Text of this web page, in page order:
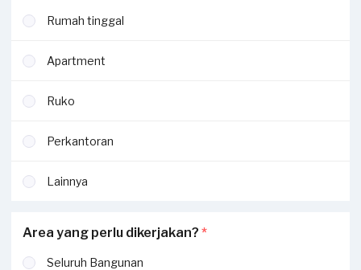
Rumah tinggal
Apartment
Ruko
Perkantoran
Lainnya
Area yang perlu dikerjakan? *
Seluruh Bangunan